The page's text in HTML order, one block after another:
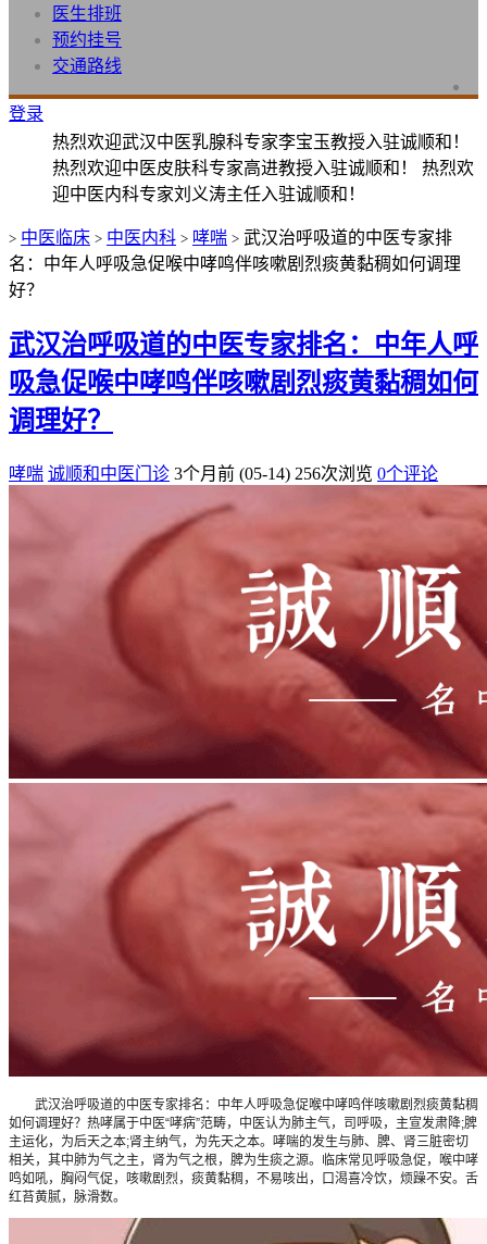
医生排班
预约挂号
交通路线
登录
热烈欢迎武汉中医乳腺科专家李宝玉教授入驻诚顺和！
热烈欢迎中医皮肤科专家高进教授入驻诚顺和！ 热烈欢
迎中医内科专家刘义涛主任入驻诚顺和！
> 中医临床 > 中医内科 > 哮喘 > 武汉治呼吸道的中医专家排
名：中年人呼吸急促喉中哮鸣伴咳嗽剧烈痰黄黏稠如何调理
好？
武汉治呼吸道的中医专家排名：中年人呼
吸急促喉中哮鸣伴咳嗽剧烈痰黄黏稠如何
调理好？
哮喘 诚顺和中医门诊 3个月前 (05-14) 256次浏览 0个评论
武汉治呼吸道的中医专家排名：中年人呼吸急促喉中哮鸣伴咳嗽剧烈痰黄黏稠
如何调理好？热哮属于中医“哮病”范畴，中医认为肺主气，司呼吸，主宣发肃降;脾
主运化，为后天之本;肾主纳气，为先天之本。哮喘的发生与肺、脾、肾三脏密切
相关，其中肺为气之主，肾为气之根，脾为生痰之源。临床常见呼吸急促，喉中哮
鸣如吼，胸闷气促，咳嗽剧烈，痰黄黏稠，不易咳出，口渴喜冷饮，烦躁不安。舌
红苔黄腻，脉滑数。